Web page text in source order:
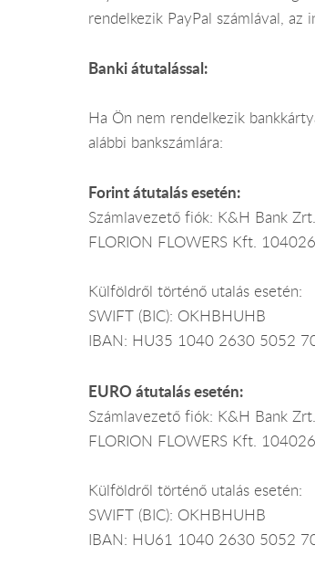
rendelkezik PayPal számlával, az
Banki átutalással:
Ha Ön nem rendelkezik
alábbi bankszámlára:
Forint átutalás esetén:
Számlavezető fiók: K&H Bank Zrt.
FLORION FLOWERS Kft.
Külföldről történő utalás esetén:
SWIFT (BIC): OKHBHUHB
IBAN: HU35 1040 2630 5052
EURO átutalás esetén:
Számlavezető fiók: K&H Bank Zrt.
FLORION FLOWERS Kft.
Külföldről történő utalás esetén:
SWIFT (BIC): OKHBHUHB
IBAN: HU61 1040 2630 5052